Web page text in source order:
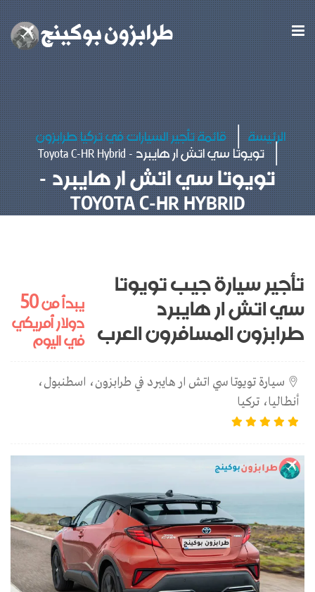
تويوتا سي اتش ار هايبرد -
TOYOTA C-HR HYBRID
الرئيسة قائمة تأجير السيارات في تركيا طرابزون
تويوتا سي اتش ار هايبرد - Toyota C-HR Hybrid
تأجير سيارة جيب تويوتا
سي اتش ار هايبرد
طرابزون المسافرون العرب
يبدأ من50
دولار أمريكي
في اليوم
سيارة تويوتا سي اتش ار هايبرد في طرابزون، اسطنبول،
أنطاليا، تركيا